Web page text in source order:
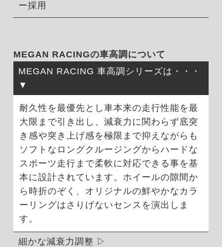
ー採用
MEGAN RACINGの車高調について
MEGAN RACING 車高調シリーズは・・・
耐久性を最優先とし車本来の走行性能を最
大限まで引き出し、減衰力に関わらず底突
き感や突き上げ感を極限まで抑えながらも
ソフトなロングクルージングからハードな
スポーツ走行まで柔軟に対応できる事を基
本に設計されています。ホイールの隙間か
ら時折のぞく、オリジナルの鮮やかなカラ
ーリングはさりげないセンスを演出しま
す。
細かな減衰力調整